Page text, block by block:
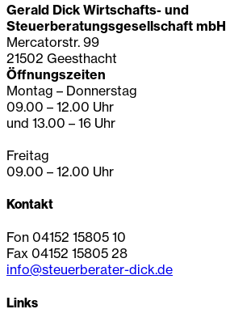
Gerald Dick Wirtschafts- und
Steuerberatungsgesellschaft mbH
Mercatorstr. 99
21502 Geesthacht
Öffnungszeiten
Montag – Donnerstag
09.00 – 12.00 Uhr
und 13.00 – 16 Uhr
Freitag
09.00 – 12.00 Uhr
Kontakt
Fon 04152 15805 10
Fax 04152 15805 28
info@steuerberater-dick.de
Links